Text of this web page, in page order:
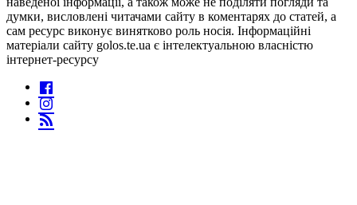
думки, висловлені читачами сайту в коментарях до статей, а
сам ресурс виконує винятково роль носія. Інформаційні
матеріали сайту golos.te.ua є інтелектуальною власністю
інтернет-ресурсу